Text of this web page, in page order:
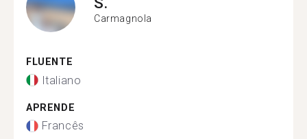
Carmagnola
FLUENTE
Italiano
APRENDE
Francês